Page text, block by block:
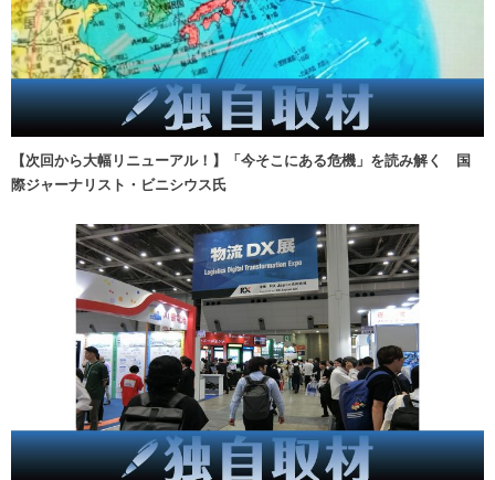
【次回から大幅リニューアル！】「今そこにある危機」を読み解く 国
際ジャーナリスト・ビニシウス氏